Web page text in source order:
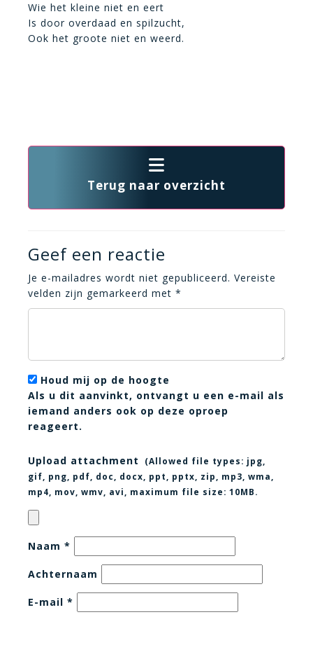
Wie het kleine niet en eert
Is door overdaad en spilzucht,
Ook het groote niet en weerd.
Terug naar overzicht
Geef een reactie
Je e-mailadres wordt niet gepubliceerd. Vereiste
velden zijn gemarkeerd met *
Houd mij op de hoogte
Als u dit aanvinkt, ontvangt u een e-mail als
iemand anders ook op deze oproep
reageert.
Upload attachment (Allowed file types: jpg,
gif, png, pdf, doc, docx, ppt, pptx, zip, mp3, wma,
mp4, mov, wmv, avi
, maximum file size: 10MB.
Naam *
Achternaam
E-mail *